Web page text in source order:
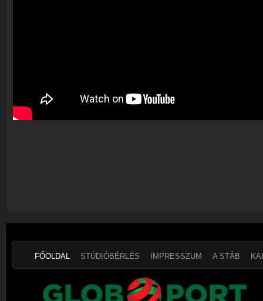
FŐOLDAL STÚDIÓBÉRLÉS IMPRESSZUM A STÁB